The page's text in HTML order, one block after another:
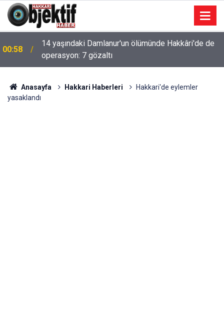
00:58
14 yaşındaki Damlanur'un ölümünde Hakkâri'de de
operasyon: 7 gözaltı
Anasayfa Hakkari Haberleri
Hakkari'de eylemler
yasaklandı